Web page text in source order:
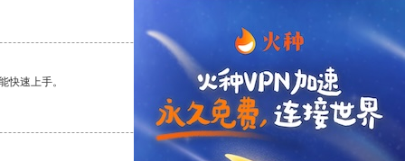
快速上手。
支持 [0] 反对[0]